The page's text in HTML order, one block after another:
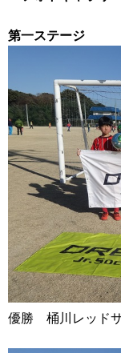
第一ステージ
優勝 桶川レッド